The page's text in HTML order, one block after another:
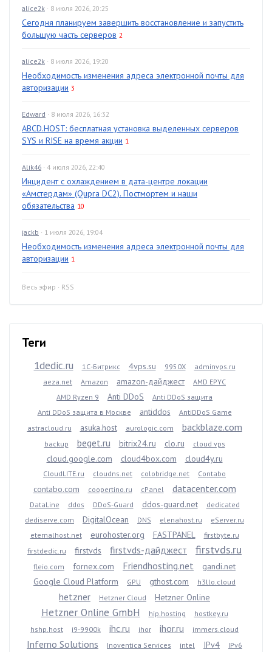
alice2k · 8 июля 2026, 20:25
Сегодня планируем завершить восстановление и запустить
большую часть серверов 2
alice2k · 8 июля 2026, 19:20
Необходимость изменения адреса электронной почты для
авторизации 3
Edward · 8 июля 2026, 16:32
ABCD.HOST: бесплатная установка выделенных серверов
SYS и RISE на время акции 1
Alik46 · 4 июля 2026, 22:40
Инцидент с охлаждением в дата-центре локации
«Амстердам» (Qupra DC2). Постмортем и наши
обязательства 10
jackb · 1 июля 2026, 19:04
Необходимость изменения адреса электронной почты для
авторизации 1
Весь эфир · RSS
Теги
1dedic.ru 1С-Битрикс 4vps.su 9950X
adminvps.ru
aeza.net
Amazon amazon-дайджест
AMD EPYC
AMD Ryzen 9
Anti DDoS
Anti DDoS защита
Anti DDoS защита в Москве
antiddos
AntiDDoS Game
astracloud.ru
asuka.host aurologic.com backblaze.com
backup beget.ru bitrix24.ru clo.ru cloud vps
cloud.google.com cloud4box.com cloud4y.ru
CloudLITE.ru cloudns.net colobridge.net Contabo
contabo.com coopertino.ru cPanel datacenter.com
DataLine ddos DDoS-Guard ddos-guard.net
dedicated
dediserve.com
DigitalOcean DNS elenahost.ru
eServer.ru
eternalhost.net
eurohoster.org FASTPANEL
firstbyte.ru
firstdedic.ru
firstvds firstvds-дайджест firstvds.ru
fleio.com fornex.com Friendhosting.net
gandi.net
Google Cloud Platform
GPU gthost.com h3llo.cloud
hetzner Hetzner Cloud Hetzner Online
Hetzner Online GmbH hip.hosting
hostkey.ru
hshp.host
i9-9900k ihc.ru ihor ihor.ru immers.cloud
Inferno Solutions Inoventica Services intel IPv4 IPv6